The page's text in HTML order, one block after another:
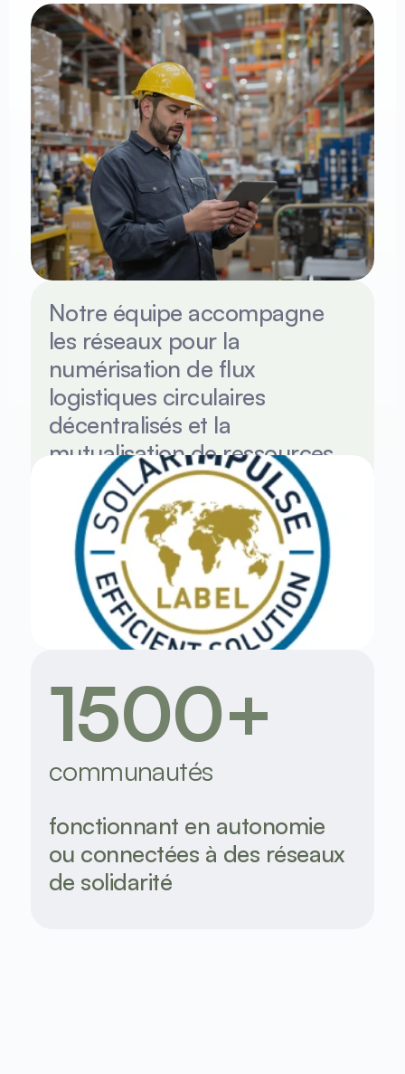
Notre équipe accompagne
les réseaux pour la
numérisation de flux
logistiques circulaires
décentralisés et la
mutualisation de ressources
rares.
1500+
communautés
fonctionnant en autonomie
ou connectées à des réseaux
de solidarité